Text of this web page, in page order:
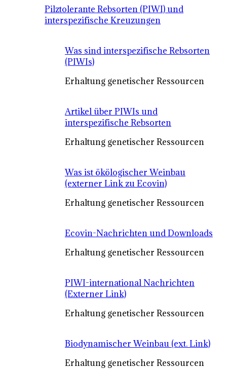
Pilztolerante Rebsorten (PIWI) und
interspezifische Kreuzungen
Was sind interspezifische Rebsorten
(PIWIs)
Erhaltung genetischer Ressourcen
Artikel über PIWIs und
interspezifische Rebsorten
Erhaltung genetischer Ressourcen
Was ist ökölogischer Weinbau
(externer Link zu Ecovin)
Erhaltung genetischer Ressourcen
Ecovin-Nachrichten und Downloads
Erhaltung genetischer Ressourcen
PIWI-international Nachrichten
(Externer Link)
Erhaltung genetischer Ressourcen
Biodynamischer Weinbau (ext. Link)
Erhaltung genetischer Ressourcen